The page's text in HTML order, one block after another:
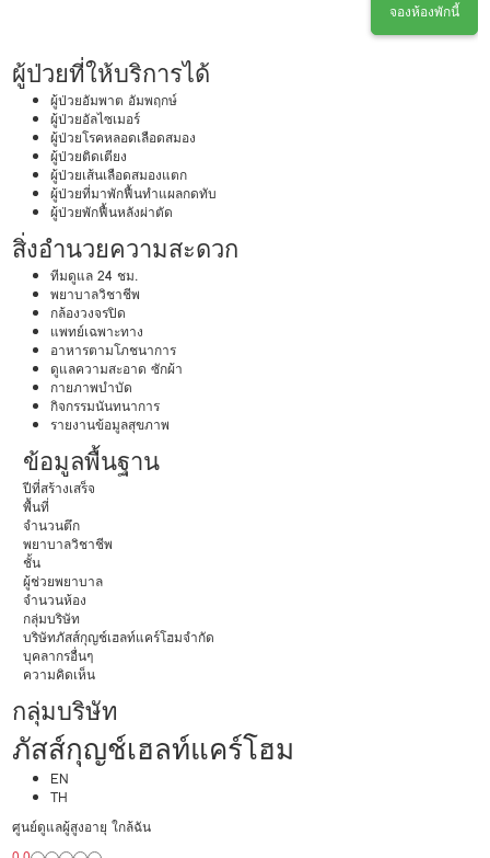
จองห้องพักนี้
ผู้ป่วยที่ให้บริการได้
ผู้ป่วยอัมพาต อัมพฤกษ์
ผู้ป่วยอัลไซเมอร์
ผู้ป่วยโรคหลอดเลือดสมอง
ผู้ป่วยติดเตียง
ผู้ป่วยเส้นเลือดสมองแตก
ผู้ป่วยที่มาพักฟื้นทำแผลกดทับ
ผู้ป่วยพักฟื้นหลังผ่าตัด
สิ่งอำนวยความสะดวก
ทีมดูแล 24 ชม.
พยาบาลวิชาชีพ
กล้องวงจรปิด
แพทย์เฉพาะทาง
อาหารตามโภชนาการ
ดูแลความสะอาด ซักผ้า
กายภาพบำบัด
กิจกรรมนันทนาการ
รายงานข้อมูลสุขภาพ
ข้อมูลพื้นฐาน
ปีที่สร้างเสร็จ
พื้นที่
จำนวนตึก
พยาบาลวิชาชีพ
ชั้น
ผู้ช่วยพยาบาล
จำนวนห้อง
กลุ่มบริษัท
บริษัทภัสส์กุญช์เฮลท์แคร์โฮมจำกัด
บุคลากรอื่นๆ
ความคิดเห็น
กลุ่มบริษัท
ภัสส์กุญช์เฮลท์แคร์โฮม
EN
TH
ศูนย์ดูแลผู้สูงอายุ ใกล้ฉัน